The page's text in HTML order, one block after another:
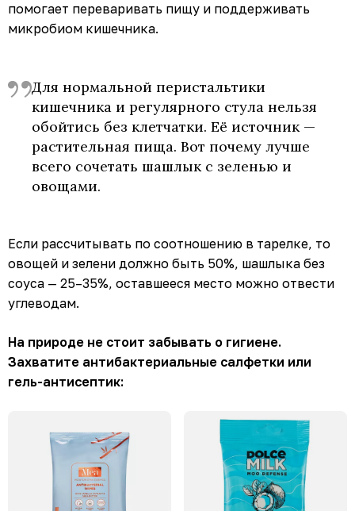
помогает переваривать пищу и поддерживать
микробиом кишечника.
Для нормальной перистальтики
кишечника и регулярного стула нельзя
обойтись без клетчатки. Её источник —
растительная пища. Вот почему лучше
всего сочетать шашлык с зеленью и
овощами.
Если рассчитывать по соотношению в тарелке, то
овощей и зелени должно быть 50%, шашлыка без
соуса — 25–35%, оставшееся место можно отвести
углеводам.
На природе не стоит забывать о гигиене.
Захватите антибактериальные салфетки или
гель-антисептик: